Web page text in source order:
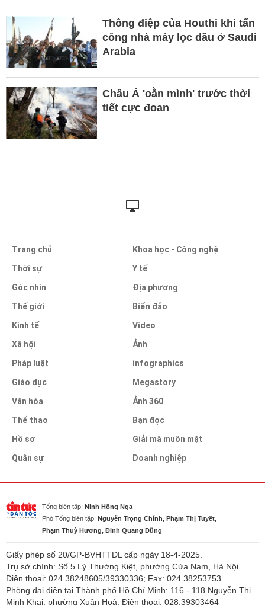
Thông điệp của Houthi khi tấn
công nhà máy lọc dầu ở Saudi
Arabia
Châu Á 'oằn mình' trước thời
tiết cực đoan
Trang chủ
Thời sự
Góc nhìn
Thế giới
Kinh tế
Xã hội
Pháp luật
Giáo dục
Văn hóa
Thể thao
Hồ sơ
Quân sự
Khoa học - Công nghệ
Y tế
Địa phương
Biển đảo
Video
Ảnh
infographics
Megastory
Ảnh 360
Bạn đọc
Giải mã muôn mặt
Doanh nghiệp
Tổng biên tập: Ninh Hồng Nga
Phó Tổng biên tập: Nguyễn Trọng Chính, Phạm Thị Tuyết,
Phạm Thuỳ Hương, Đinh Quang Dũng
Giấy phép số 20/GP-BVHTTDL cấp ngày 18-4-2025.
Trụ sở chính: Số 5 Lý Thường Kiệt, phường Cửa Nam, Hà Nội
Điện thoại: 024.38248605/39330336; Fax: 024.38253753
Phòng đại diện tại Thành phố Hồ Chí Minh: 116 - 118 Nguyễn Thị
Minh Khai, phường Xuân Hoà; Điện thoại: 028.39303464